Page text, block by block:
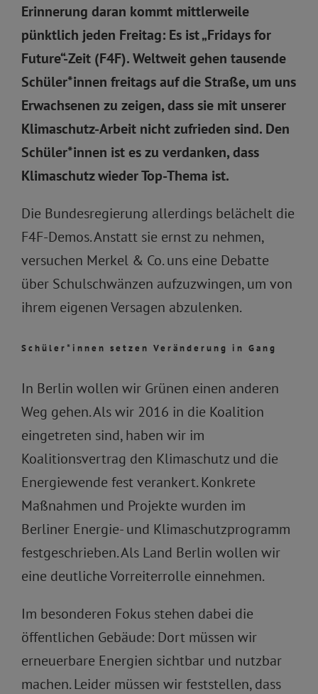
Erinnerung daran kommt mittlerweile
pünktlich jeden Freitag: Es ist „Fridays for
Future“-Zeit (F4F). Weltweit gehen tausende
Schüler*innen freitags auf die Straße, um uns
Erwachsenen zu zeigen, dass sie mit unserer
Klimaschutz-Arbeit nicht zufrieden sind. Den
Schüler*innen ist es zu verdanken, dass
Klimaschutz wieder Top-Thema ist.
Die Bundesregierung allerdings belächelt die
F4F-Demos. Anstatt sie ernst zu nehmen,
versuchen Merkel & Co. uns eine Debatte
über Schulschwänzen aufzuzwingen, um von
ihrem eigenen Versagen abzulenken.
Schüler*innen setzen Veränderung in Gang
In Berlin wollen wir Grünen einen anderen
Weg gehen. Als wir 2016 in die Koalition
eingetreten sind, haben wir im
Koalitionsvertrag den Klimaschutz und die
Energiewende fest verankert. Konkrete
Maßnahmen und Projekte wurden im
Berliner Energie- und Klimaschutzprogramm
festgeschrieben. Als Land Berlin wollen wir
eine deutliche Vorreiterrolle einnehmen.
Im besonderen Fokus stehen dabei die
öffentlichen Gebäude: Dort müssen wir
erneuerbare Energien sichtbar und nutzbar
machen. Leider müssen wir feststellen, dass